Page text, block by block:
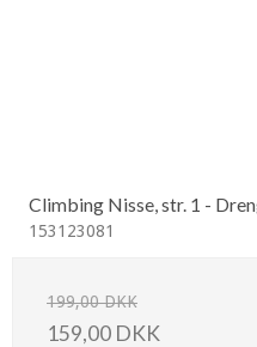
Climbing Nisse, str. 1 -
153123081
199,00 DKK
159,00 DKK